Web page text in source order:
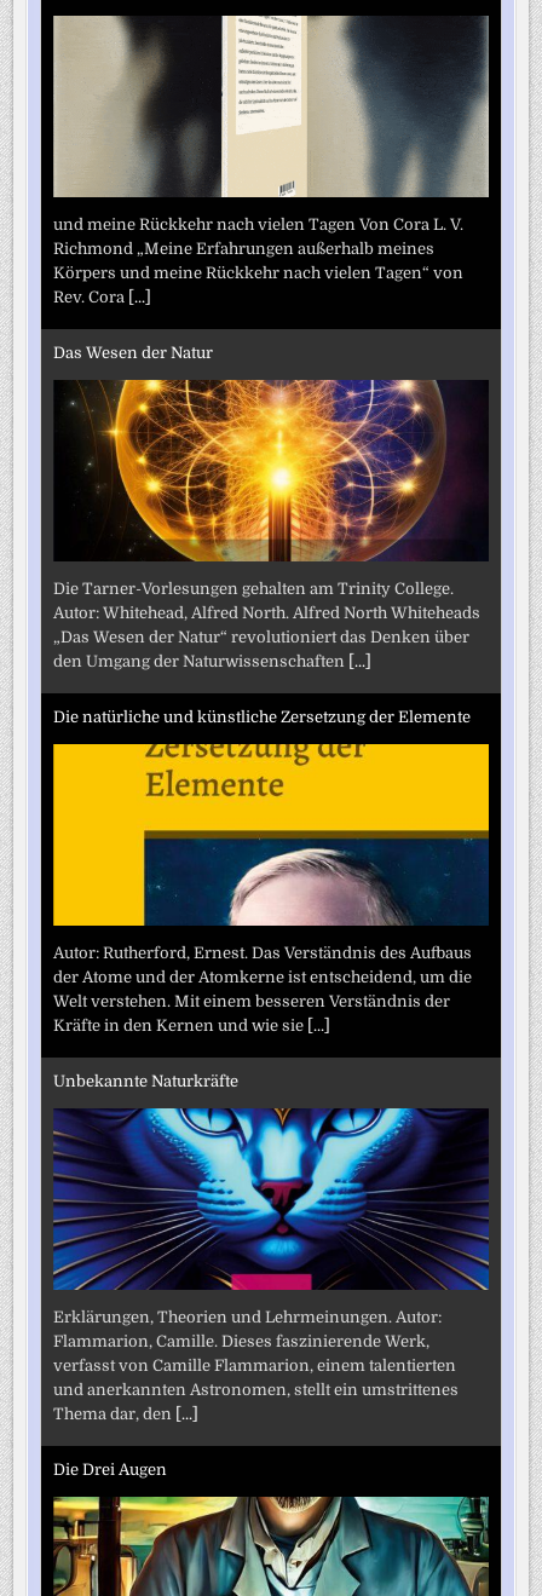
und meine Rückkehr nach vielen Tagen Von Cora L. V.
Richmond „Meine Erfahrungen außerhalb meines
Körpers und meine Rückkehr nach vielen Tagen“ von
Rev. Cora [...]
Das Wesen der Natur
Die Tarner-Vorlesungen gehalten am Trinity College.
Autor: Whitehead, Alfred North. Alfred North Whiteheads
„Das Wesen der Natur“ revolutioniert das Denken über
den Umgang der Naturwissenschaften [...]
Die natürliche und künstliche Zersetzung der Elemente
Autor: Rutherford, Ernest. Das Verständnis des Aufbaus
der Atome und der Atomkerne ist entscheidend, um die
Welt verstehen. Mit einem besseren Verständnis der
Kräfte in den Kernen und wie sie [...]
Unbekannte Naturkräfte
Erklärungen, Theorien und Lehrmeinungen. Autor:
Flammarion, Camille. Dieses faszinierende Werk,
verfasst von Camille Flammarion, einem talentierten
und anerkannten Astronomen, stellt ein umstrittenes
Thema dar, den [...]
Die Drei Augen